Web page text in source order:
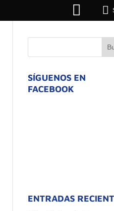
 
SÍGUENOS EN
FACEBOOK
ENTRADAS